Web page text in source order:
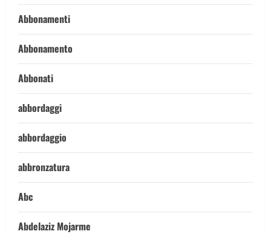
Abbonamenti
Abbonamento
Abbonati
abbordaggi
abbordaggio
abbronzatura
Abc
Abdelaziz Mojarme